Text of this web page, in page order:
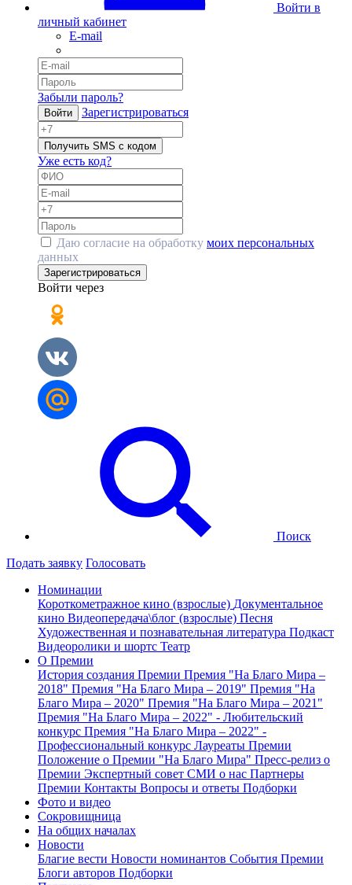
Войти в
личный кабинет
E-mail
Забыли пароль?
Войти Зарегистрироваться
Получить SMS с кодом
Уже есть код?
Даю согласие на обработку моих персональных
данных
Зарегистрироваться
Войти через
Поиск
Подать заявку Голосовать
Номинации
Короткометражное кино (взрослые) Документальное
кино Видеопередача\блог (взрослые) Песня
Художественная и познавательная литература Подкаст
Видеоролики и шортс Театр
О Премии
История создания Премии Премия "На Благо Мира –
2018" Премия "На Благо Мира – 2019" Премия "На
Благо Мира – 2020" Премия "На Благо Мира – 2021"
Премия "На Благо Мира – 2022" - Любительский
конкурс Премия "На Благо Мира – 2022" -
Профессиональный конкурс Лауреаты Премии
Положение о Премии "На Благо Мира" Пресс-релиз о
Премии Экспертный совет СМИ о нас Партнеры
Премии Контакты Вопросы и ответы Подборки
Фото и видео
Сокровищница
На общих началах
Новости
Благие вести Новости номинантов События Премии
Блоги авторов Подборки